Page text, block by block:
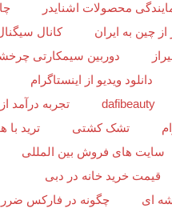
محصولات اشنایدر
از چین به ایران
کانال
دوربین سیمکارتی
دانلود ویدیو از اینستاگرام
dafibeauty
تجربه درآمد
تشک کشتی
ترید
سایت های فروش بین المللی
قیمت خرید خانه در دبی
ای
چگونه در فارکس ضرر